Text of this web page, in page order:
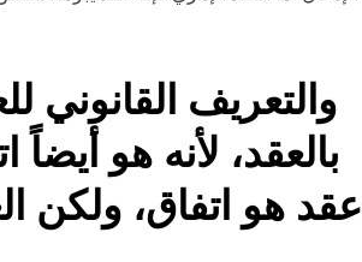
والتعريف القانوني
بالعقد، لأنه هو
عقد هو اتفاق، ولكن